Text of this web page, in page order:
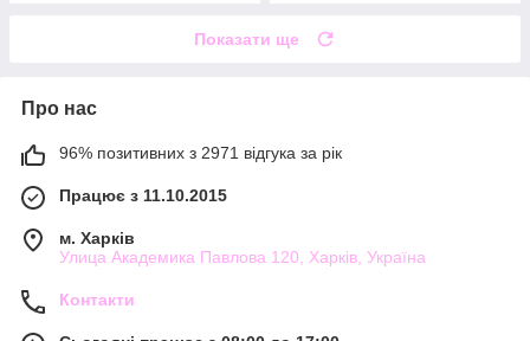
Показати ще
Про нас
96% позитивних з 2971 відгука за рік
Працює з 11.10.2015
м. Харків
Улица Академика Павлова 120, Харків, Україна
Контакти